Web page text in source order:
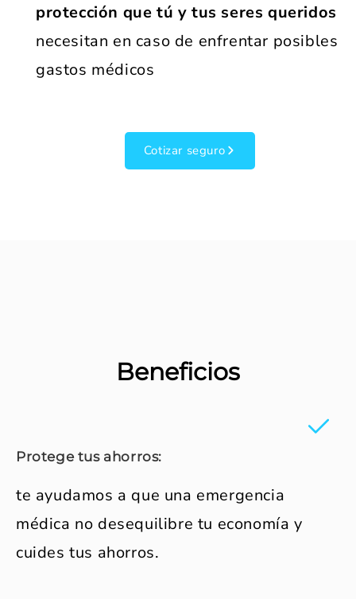
protección que tú y tus seres queridos
necesitan en caso de enfrentar posibles
gastos médicos
Cotizar seguro
Beneficios
Protege tus ahorros:
te ayudamos a que una emergencia
médica no desequilibre tu economía y
cuides tus ahorros.